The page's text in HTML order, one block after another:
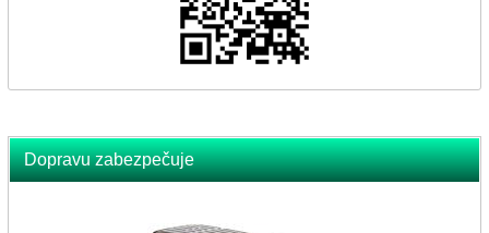
Dopravu zabezpečuje